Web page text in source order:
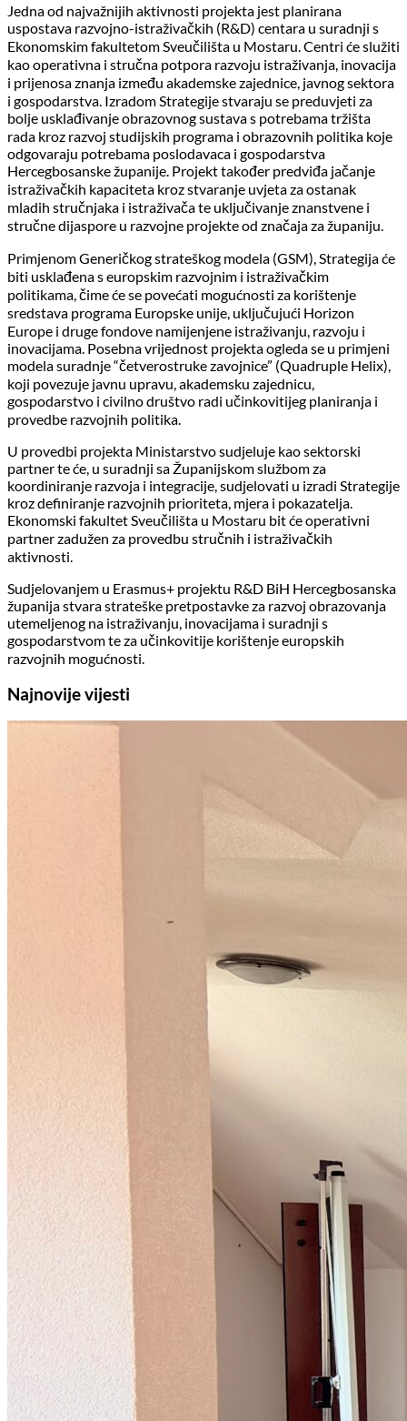
Jedna od najvažnijih aktivnosti projekta jest planirana
uspostava razvojno-istraživačkih (R&D) centara u suradnji s
Ekonomskim fakultetom Sveučilišta u Mostaru. Centri će služiti
kao operativna i stručna potpora razvoju istraživanja, inovacija
i prijenosa znanja između akademske zajednice, javnog sektora
i gospodarstva. Izradom Strategije stvaraju se preduvjeti za
bolje usklađivanje obrazovnog sustava s potrebama tržišta
rada kroz razvoj studijskih programa i obrazovnih politika koje
odgovaraju potrebama poslodavaca i gospodarstva
Hercegbosanske županije. Projekt također predviđa jačanje
istraživačkih kapaciteta kroz stvaranje uvjeta za ostanak
mladih stručnjaka i istraživača te uključivanje znanstvene i
stručne dijaspore u razvojne projekte od značaja za županiju.
Primjenom Generičkog strateškog modela (GSM), Strategija će
biti usklađena s europskim razvojnim i istraživačkim
politikama, čime će se povećati mogućnosti za korištenje
sredstava programa Europske unije, uključujući Horizon
Europe i druge fondove namijenjene istraživanju, razvoju i
inovacijama. Posebna vrijednost projekta ogleda se u primjeni
modela suradnje “četverostruke zavojnice” (Quadruple Helix),
koji povezuje javnu upravu, akademsku zajednicu,
gospodarstvo i civilno društvo radi učinkovitijeg planiranja i
provedbe razvojnih politika.
U provedbi projekta Ministarstvo sudjeluje kao sektorski
partner te će, u suradnji sa Županijskom službom za
koordiniranje razvoja i integracije, sudjelovati u izradi Strategije
kroz definiranje razvojnih prioriteta, mjera i pokazatelja.
Ekonomski fakultet Sveučilišta u Mostaru bit će operativni
partner zadužen za provedbu stručnih i istraživačkih
aktivnosti.
Sudjelovanjem u Erasmus+ projektu R&D BiH Hercegbosanska
županija stvara strateške pretpostavke za razvoj obrazovanja
utemeljenog na istraživanju, inovacijama i suradnji s
gospodarstvom te za učinkovitije korištenje europskih
razvojnih mogućnosti.
Najnovije vijesti